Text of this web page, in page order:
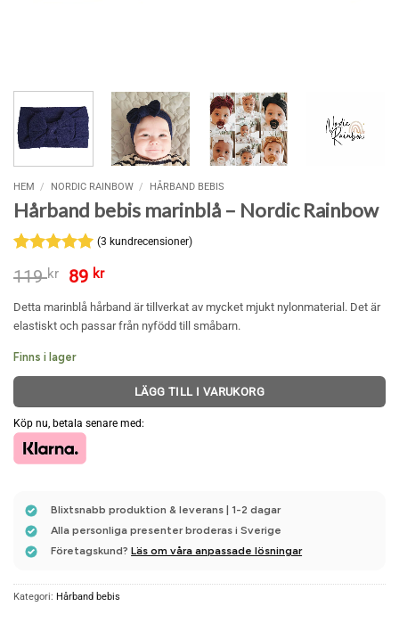
HEM / NORDIC RAINBOW / HÅRBAND BEBIS
Hårband bebis marinblå – Nordic Rainbow
Betygsatt
av 5
kundrecensioner
(3 kundrecensioner)
119kr
Det
priset
var:
89 krDet
priset
är:
Detta marinblå hårband är tillverkat av mycket mjukt nylonmaterial. Det är
elastiskt och passar från nyfödd till småbarn.
Finns i lager
LÄGG TILL I VARUKORG
Köp nu, betala senare med:
Blixtsnabb produktion & leverans | 1-2 dagar
Alla personliga presenter broderas i Sverige
Företagskund?Läs om våra anpassade lösningar
Kategori: Hårband bebis